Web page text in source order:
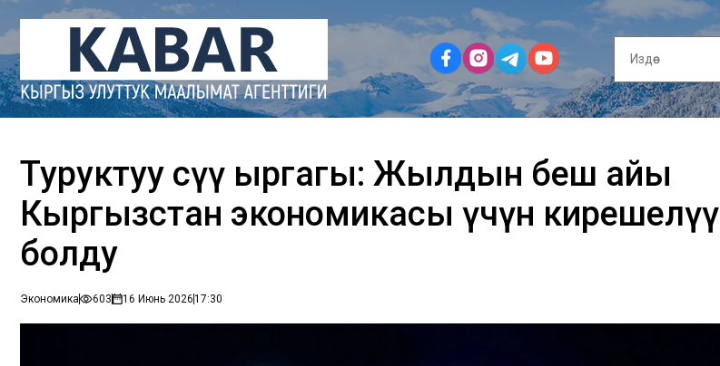
Туруктуу өсүү ыргагы: Жылдын беш айы
Кыргызстан экономикасы үчүн кирешелүү
болду
Экономика 603 16 Июнь 202617:30